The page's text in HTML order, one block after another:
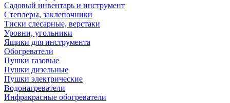
Садовый инвентарь и инструмент
Степлеры, заклепочники
Тиски слесарные, верстаки
Уровни, угольники
Ящики для инструмента
Обогреватели
Пушки газовые
Пушки дизельные
Пушки электрические
Водонагреватели
Инфракрасные обогреватели